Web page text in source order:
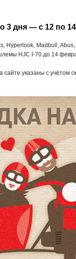
3 дня — с 12 по
Hyperlook, Madbull,
HJC I-70 до 14
указаны с учётом